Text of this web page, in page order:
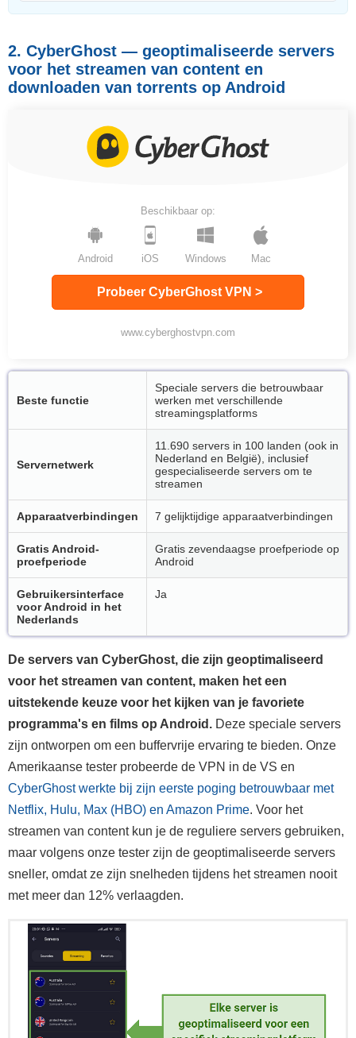
2. CyberGhost — geoptimaliseerde servers
voor het streamen van content en
downloaden van torrents op Android
Beschikbaar op:
Windows Mac
Android iOS
Probeer CyberGhost VPN >
www.cyberghostvpn.com
Beste functie
Speciale servers die betrouwbaar
werken met verschillende
streamingsplatforms
Servernetwerk
11.690 servers in 100 landen (ook in
Nederland en België), inclusief
gespecialiseerde servers om te
streamen
Apparaatverbindingen 7 gelijktijdige apparaatverbindingen
Gratis Android-
proefperiode
Gratis zevendaagse proefperiode op
Android
Gebruikersinterface
voor Android in het
Nederlands
Ja
De servers van CyberGhost, die zijn geoptimaliseerd
voor het streamen van content, maken het een
uitstekende keuze voor het kijken van je favoriete
programma's en films op Android. Deze speciale servers
zijn ontworpen om een buffervrije ervaring te bieden. Onze
Amerikaanse tester probeerde de VPN in de VS en
CyberGhost werkte bij zijn eerste poging betrouwbaar met
Netflix, Hulu, Max (HBO) en Amazon Prime. Voor het
streamen van content kun je de reguliere servers gebruiken,
maar volgens onze tester zijn de geoptimaliseerde servers
sneller, omdat ze zijn snelheden tijdens het streamen nooit
met meer dan 12% verlaagden.